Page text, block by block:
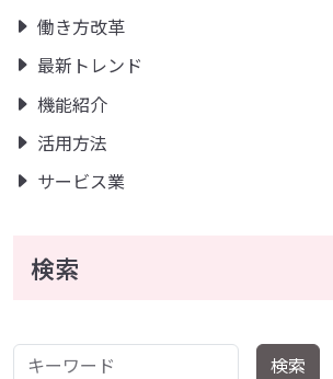
働き方改革
最新トレンド
機能紹介
活用方法
サービス業
検索
キーワード 検索